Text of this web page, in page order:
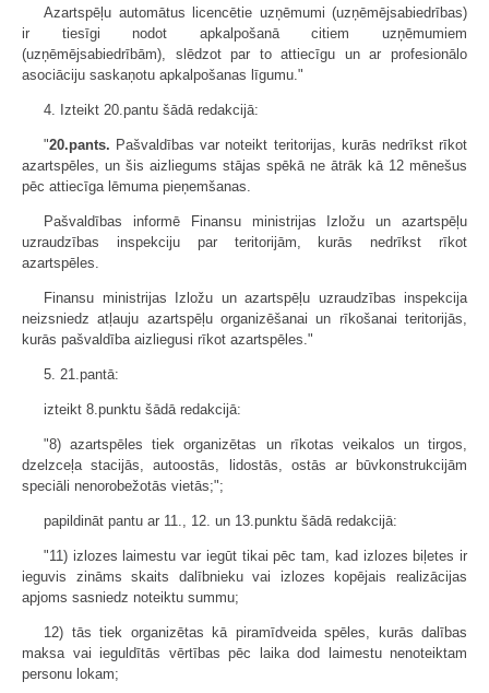
Azartspēļu automātus licencētie uzņēmumi (uzņēmējsabiedrības)
ir tiesīgi nodot apkalpošanā citiem uzņēmumiem
(uzņēmējsabiedrībām), slēdzot par to attiecīgu un ar profesionālo
asociāciju saskaņotu apkalpošanas līgumu."
4. Izteikt 20.pantu šādā redakcijā:
"20.pants. Pašvaldības var noteikt teritorijas, kurās nedrīkst rīkot
azartspēles, un šis aizliegums stājas spēkā ne ātrāk kā 12 mēnešus
pēc attiecīga lēmuma pieņemšanas.
Pašvaldības informē Finansu ministrijas Izložu un azartspēļu
uzraudzības inspekciju par teritorijām, kurās nedrīkst rīkot
azartspēles.
Finansu ministrijas Izložu un azartspēļu uzraudzības inspekcija
neizsniedz atļauju azartspēļu organizēšanai un rīkošanai teritorijās,
kurās pašvaldība aizliegusi rīkot azartspēles."
5. 21.pantā:
izteikt 8.punktu šādā redakcijā:
"8) azartspēles tiek organizētas un rīkotas veikalos un tirgos,
dzelzceļa stacijās, autoostās, lidostās, ostās ar būvkonstrukcijām
speciāli nenorobežotās vietās;";
papildināt pantu ar 11., 12. un 13.punktu šādā redakcijā:
"11) izlozes laimestu var iegūt tikai pēc tam, kad izlozes biļetes ir
ieguvis zināms skaits dalībnieku vai izlozes kopējais realizācijas
apjoms sasniedz noteiktu summu;
12) tās tiek organizētas kā piramīdveida spēles, kurās dalības
maksa vai ieguldītās vērtības pēc laika dod laimestu nenoteiktam
personu lokam;